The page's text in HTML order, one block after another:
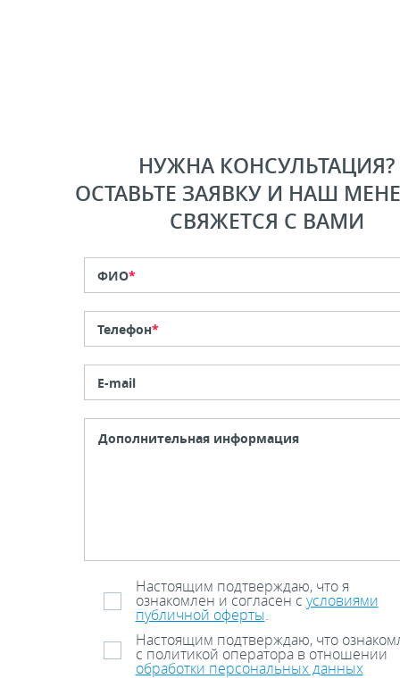
НУЖНА КОНСУЛЬТАЦИЯ?
ОСТАВЬТЕ ЗАЯВКУ И НАШ
СВЯЖЕТСЯ С ВАМИ
ФИО*
Телефон*
E-mail
Настоящим подтверждаю, что я
ознакомлен и согласен с условиями
публичной оферты.
Настоящим подтверждаю, что
с политикой оператора в отношении
обработки персональных данных